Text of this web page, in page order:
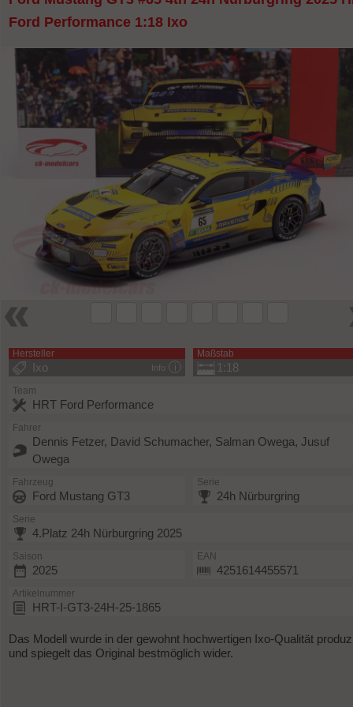
Ford Performance 1:18 Ixo
Hersteller
Info
Ixo
Maßstab
1:18
Team
HRT Ford Performance
Fahrer
Dennis Fetzer, David Schumacher, Salman Owega, Jusuf
Owega
Fahrzeug
Ford Mustang GT3
Serie
24h Nürburgring
Serie
4.Platz 24h Nürburgring 2025
Saison
2025
EAN
4251614455571
Artikelnummer
HRT-I-GT3-24H-25-1865
Das Modell wurde in der gewohnt hochwertigen Ixo-Qualität
und spiegelt das Original bestmöglich wider.